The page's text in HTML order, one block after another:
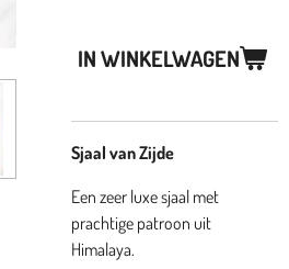
IN WINKELWAGEN
Sjaal van Zijde
Een zeer luxe sjaal met
prachtige patroon uit
Himalaya.